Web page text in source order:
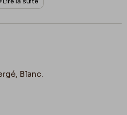
par jour. Il y a ici dans
à cinq petites
qui abattent depuis
12, et depuis deux jusqu’à
11 ½ ou minuit, un joli
ce qu’elle peut gagner &
Blanc.